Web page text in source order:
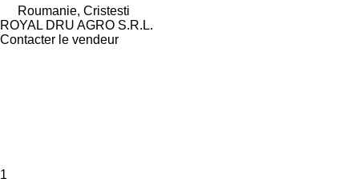
Roumanie, Cristesti
ROYAL DRU AGRO S.R.L.
Contacter le vendeur
1